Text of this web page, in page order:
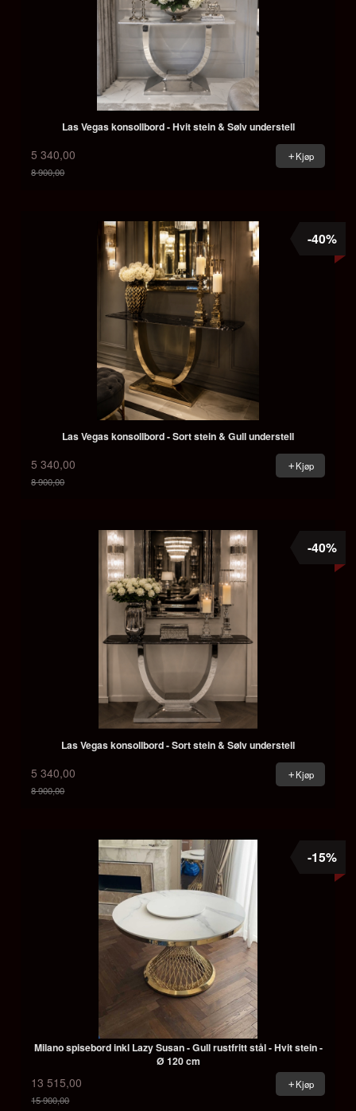
Las Vegas konsollbord - Hvit stein & Sølv understell
5 340,00
8 900,00
Kjøp
Las Vegas konsollbord - Sort stein & Gull understell
5 340,00
8 900,00
-40%
Kjøp
Las Vegas konsollbord - Sort stein & Sølv understell
5 340,00
8 900,00
-40%
Kjøp
Milano spisebord inkl Lazy Susan - Gull rustfritt stål - Hvit stein -
Ø 120 cm
13 515,00
15 900,00
-15%
Kjøp